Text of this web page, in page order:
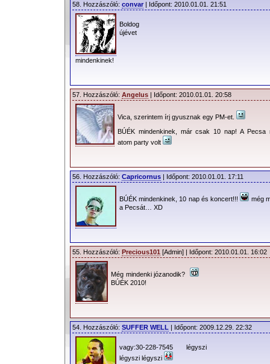
58. Hozzászóló: convar | Időpont: 2010.01.01. 21:51
Boldog
újévet
mindenkinek!
57. Hozzászóló: Angelus | Időpont: 2010.01.01. 20:58
Vica, szerintem írj gyusznak egy PM-et.
BÚÉK mindenkinek, már csak 10 nap! A Pecsa
atom party volt
56. Hozzászóló: Capricornus | Időpont: 2010.01.01. 17:11
BÚÉK mindenkinek, 10 nap és koncert!!!
még
a Pecsát… XD
55. Hozzászóló: Precious101 [Admin] | Időpont: 2010.01.01. 16:02
Még mindenki józanodik?
BÚÉK 2010!
54. Hozzászóló: SUFFER WELL | Időpont: 2009.12.29. 22:32
vagy:30-228-7545 légyszi
légyszi légyszi